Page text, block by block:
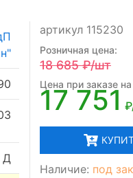
Д
артикул 115230
Розничная цена:
18 685₽/шт
Цена при заказе на
17 751
Наличие: под